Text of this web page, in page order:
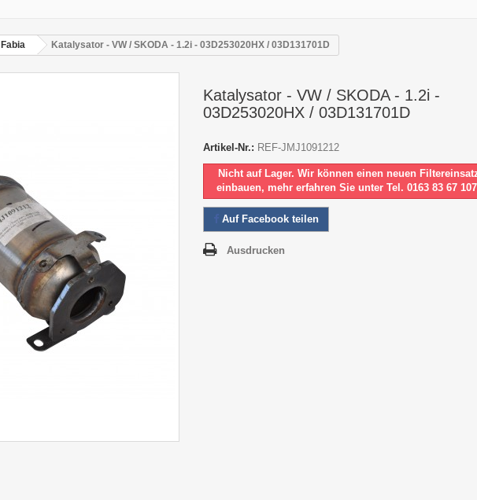
Fabia Katalysator - VW / SKODA - 1.2i - 03D253020HX / 03D131701D
Katalysator - VW / SKODA - 1.2i -
03D253020HX / 03D131701D
Artikel-Nr.: REF-JMJ1091212
Nicht auf Lager. Wir können einen neuen
einbauen, mehr erfahren Sie unter Tel. 0163 83 67
Auf Facebook teilen
Ausdrucken